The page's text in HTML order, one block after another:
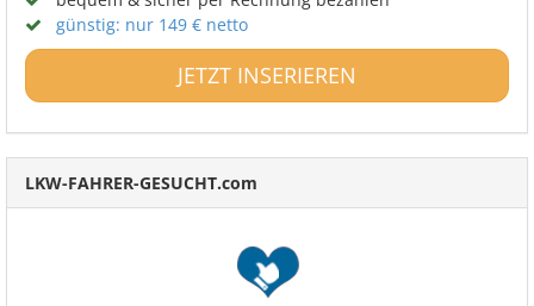
günstig: nur 149 € netto
JETZT INSERIEREN
LKW-FAHRER-GESUCHT.com